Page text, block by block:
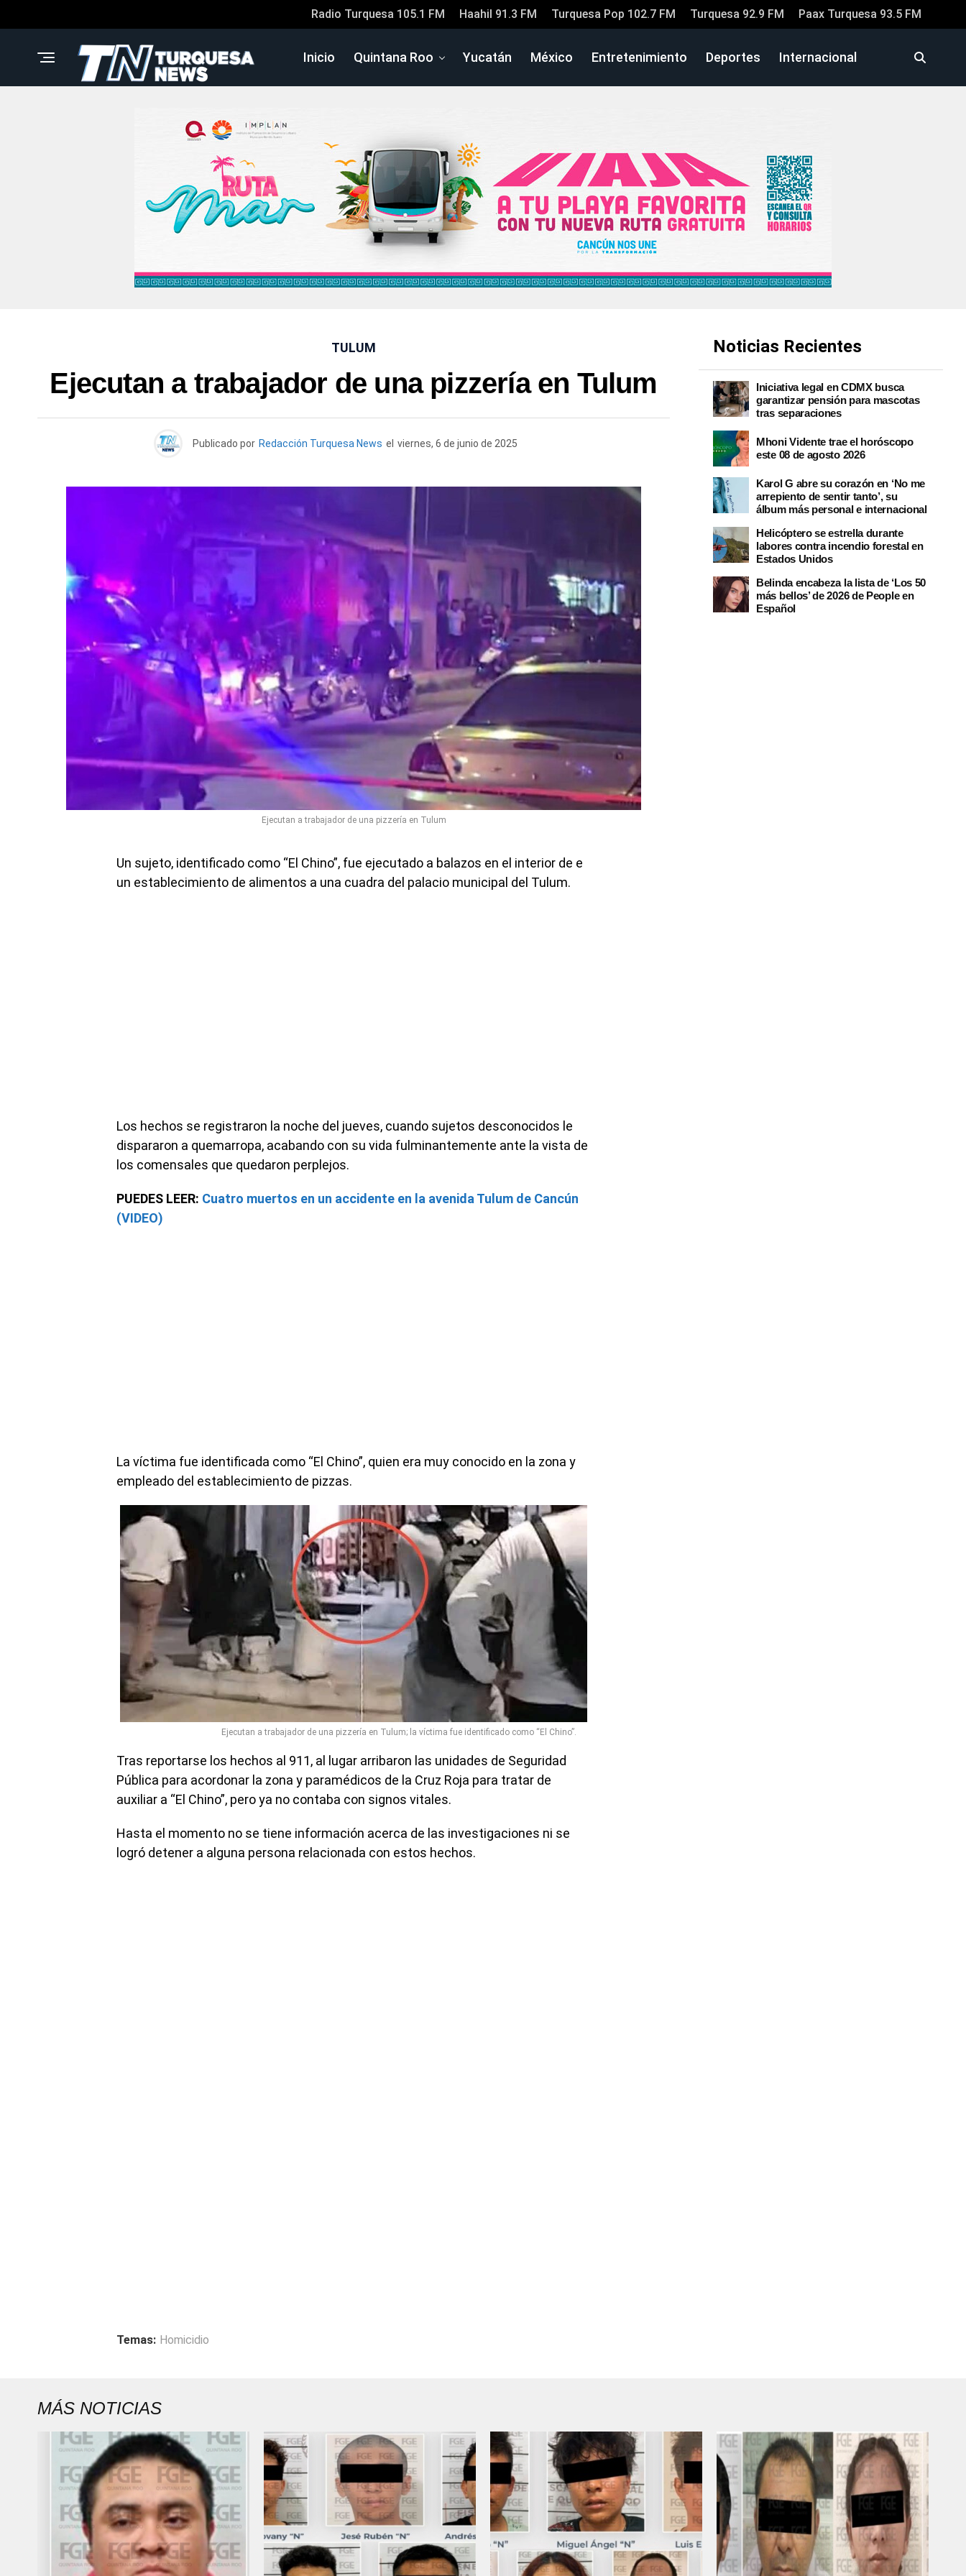
Radio Turquesa 105.1 FM Haahil 91.3 FM Turquesa Pop 102.7 FM Turquesa 92.9 FM Paax Turquesa 93.5 FM
Inicio Quintana Roo Yucatán México Entretenimiento Deportes Internacional
TULUM
Ejecutan a trabajador de una pizzería en Tulum
Publicado por Redacción Turquesa News el viernes, 6 de junio de 2025
Ejecutan a trabajador de una pizzería en Tulum
Un sujeto, identificado como “El Chino”, fue ejecutado a balazos en el interior de e
un establecimiento de alimentos a una cuadra del palacio municipal del Tulum.
Los hechos se registraron la noche del jueves, cuando sujetos desconocidos le
dispararon a quemarropa, acabando con su vida fulminantemente ante la vista de
los comensales que quedaron perplejos.
PUEDES LEER: Cuatro muertos en un accidente en la avenida Tulum de Cancún
(VIDEO)
La víctima fue identificada como “El Chino”, quien era muy conocido en la zona y
empleado del establecimiento de pizzas.
Ejecutan a trabajador de una pizzería en Tulum; la víctima fue identificado como “El Chino”.
Tras reportarse los hechos al 911, al lugar arribaron las unidades de Seguridad
Pública para acordonar la zona y paramédicos de la Cruz Roja para tratar de
auxiliar a “El Chino”, pero ya no contaba con signos vitales.
Hasta el momento no se tiene información acerca de las investigaciones ni se
logró detener a alguna persona relacionada con estos hechos.
Temas: Homicidio
Noticias Recientes
Iniciativa legal en CDMX busca
garantizar pensión para mascotas
tras separaciones
Mhoni Vidente trae el horóscopo
este 08 de agosto 2026
Karol G abre su corazón en ‘No me
arrepiento de sentir tanto’, su
álbum más personal e internacional
Helicóptero se estrella durante
labores contra incendio forestal en
Estados Unidos
Belinda encabeza la lista de ‘Los 50
más bellos’ de 2026 de People en
Español
MÁS NOTICIAS